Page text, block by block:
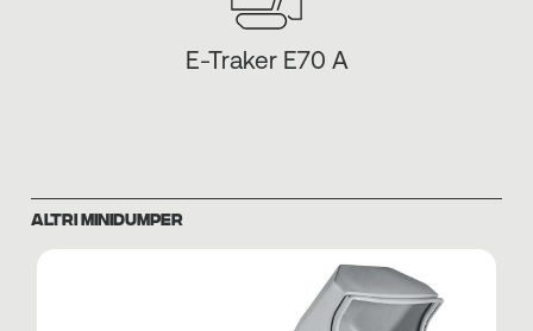
E-Traker E70 A
ALTRI MINIDUMPER